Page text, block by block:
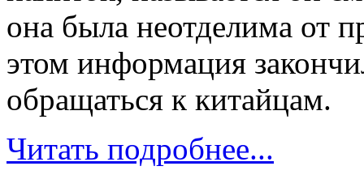
она была неотделима от
этом информация
обращаться к китайцам.
Читать подробнее...